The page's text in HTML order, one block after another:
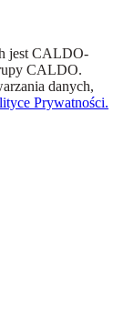
jest CALDO-
CALDO.
danych,
Prywatności.